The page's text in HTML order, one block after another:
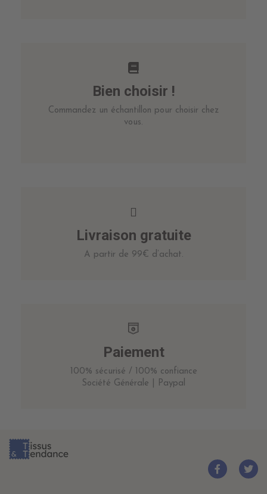
Bien choisir !
Commandez un échantillon pour choisir chez
vous.
Livraison gratuite
A partir de 99€ d’achat.
Paiement
100% sécurisé / 100% confiance
Société Générale | Paypal